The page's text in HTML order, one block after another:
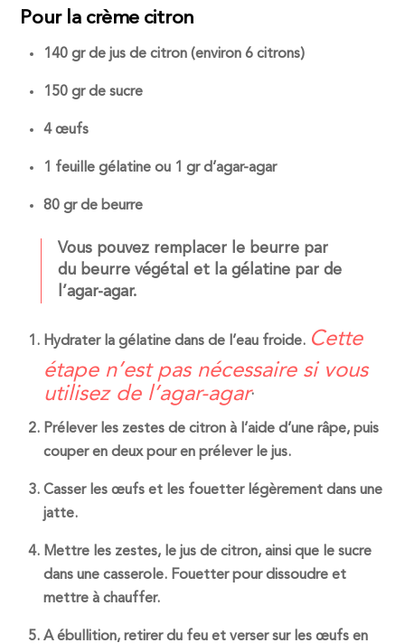
Pour la crème citron
140 gr de jus de citron (environ 6 citrons)
150 gr de sucre
4 œufs
1 feuille gélatine ou 1 gr d’agar-agar
80 gr de beurre
Vous pouvez remplacer le beurre par
du beurre végétal et la gélatine par de
l’agar-agar.
Hydrater la gélatine dans de l’eau froide. Cette
étape n’est pas nécessaire si vous
utilisez de l’agar-agar.
Prélever les zestes de citron à l’aide d’une râpe, puis
couper en deux pour en prélever le jus.
Casser les œufs et les fouetter légèrement dans une
jatte.
Mettre les zestes, le jus de citron, ainsi que le sucre
dans une casserole. Fouetter pour dissoudre et
mettre à chauffer.
A ébullition, retirer du feu et verser sur les œufs en